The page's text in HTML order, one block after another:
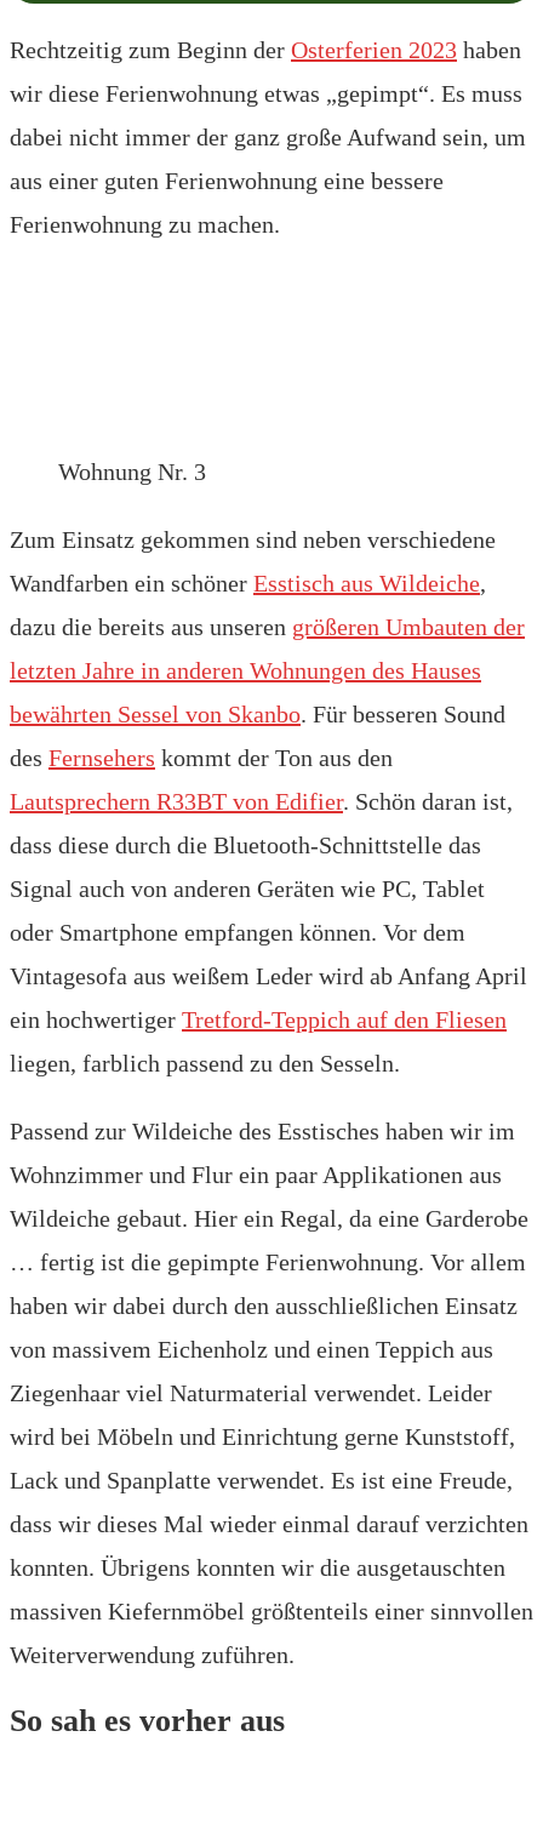
Rechtzeitig zum Beginn der Osterferien 2023 haben
wir diese Ferienwohnung etwas „gepimpt“. Es muss
dabei nicht immer der ganz große Aufwand sein, um
aus einer guten Ferienwohnung eine bessere
Ferienwohnung zu machen.
Wohnung Nr. 3
Zum Einsatz gekommen sind neben verschiedene
Wandfarben ein schöner Esstisch aus Wildeiche,
dazu die bereits aus unseren größeren Umbauten der
letzten Jahre in anderen Wohnungen des Hauses
bewährten Sessel von Skanbo. Für besseren Sound
des Fernsehers kommt der Ton aus den
Lautsprechern R33BT von Edifier. Schön daran ist,
dass diese durch die Bluetooth-Schnittstelle das
Signal auch von anderen Geräten wie PC, Tablet
oder Smartphone empfangen können. Vor dem
Vintagesofa aus weißem Leder wird ab Anfang April
ein hochwertiger Tretford-Teppich auf den Fliesen
liegen, farblich passend zu den Sesseln.
Passend zur Wildeiche des Esstisches haben wir im
Wohnzimmer und Flur ein paar Applikationen aus
Wildeiche gebaut. Hier ein Regal, da eine Garderobe
… fertig ist die gepimpte Ferienwohnung. Vor allem
haben wir dabei durch den ausschließlichen Einsatz
von massivem Eichenholz und einen Teppich aus
Ziegenhaar viel Naturmaterial verwendet. Leider
wird bei Möbeln und Einrichtung gerne Kunststoff,
Lack und Spanplatte verwendet. Es ist eine Freude,
dass wir dieses Mal wieder einmal darauf verzichten
konnten. Übrigens konnten wir die ausgetauschten
massiven Kiefernmöbel größtenteils einer sinnvollen
Weiterverwendung zuführen.
So sah es vorher aus